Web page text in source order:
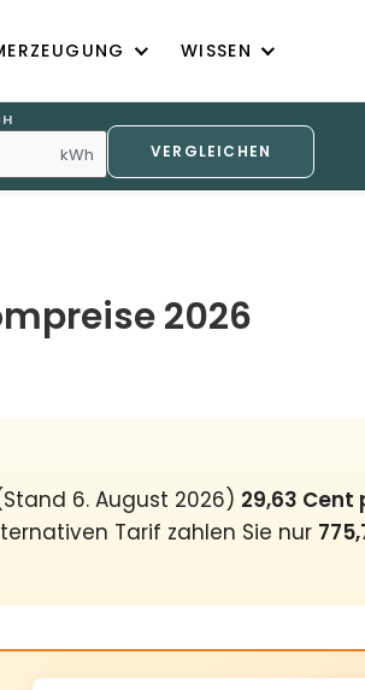
WISSEN
kWh VERGLEICHEN
2026
6. August 2026) 29,63 Cent
Tarif zahlen Sie nur